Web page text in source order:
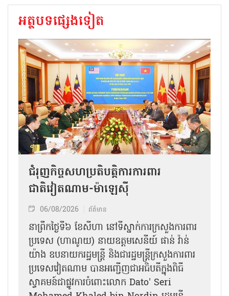
អត្ថបទផ្សេងទៀត
ជំរុញកិច្ចសហប្រតិបត្តិការការពារ
ជាតិវៀតណាម-ម៉ាឡេស៊ី
06/08/2026 ព័ត៌មាន
នា​ព្រឹកថ្ងៃទី៦ ខែសីហា នៅទីស្នាក់ការក្រសួងការពារ
ប្រទេស (ហាណូយ) នាយឧត្តមសេនីយ៍ ផាន់ វ៉ាន់
យ៉ាង ឧបនាយករដ្ឋមន្ត្រី និងជារដ្ឋមន្ត្រីក្រសួងការពារ
ប្រទេសវៀតណាម បានអញ្ជើញជាអធិបតីក្នុងពិធី
ស្វាគមន៍ជាផ្លូវការ​ចំពោះលោក Dato' Seri